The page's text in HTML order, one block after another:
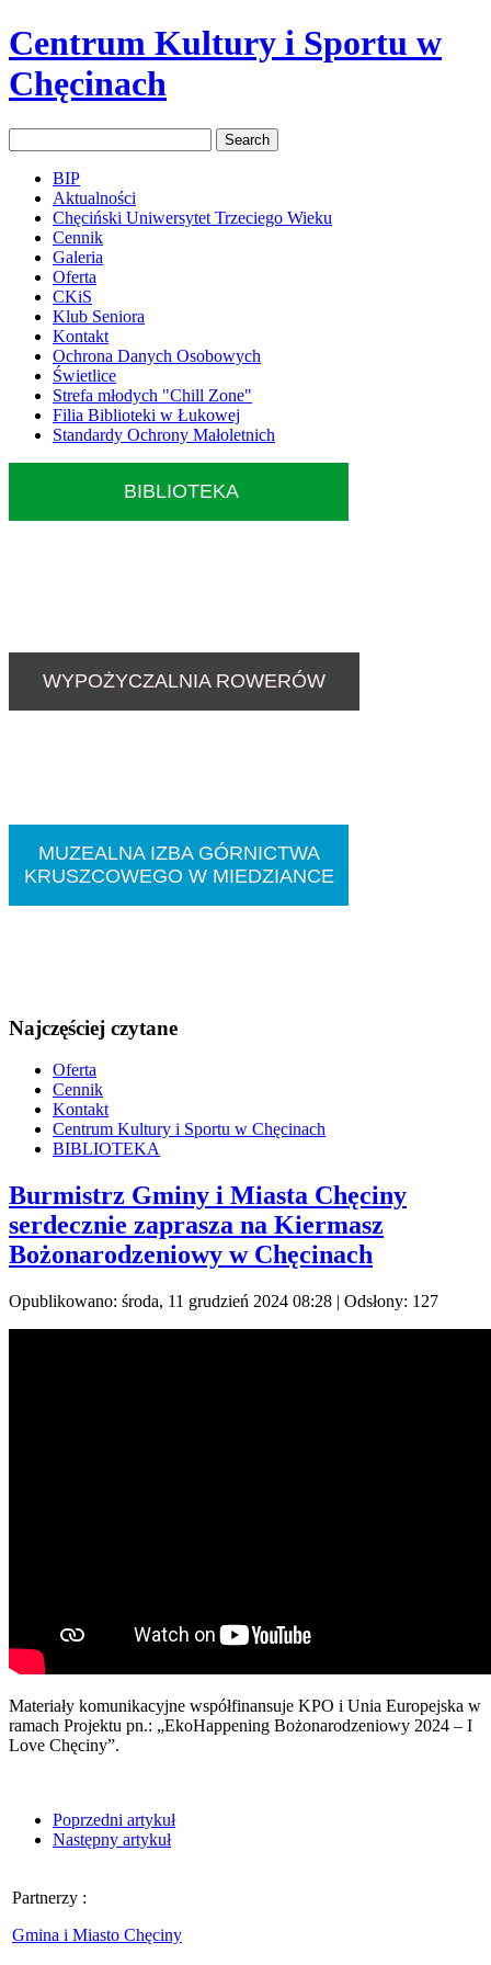
Centrum Kultury i Sportu w
Chęcinach
BIP
Aktualności
Chęciński Uniwersytet Trzeciego Wieku
Cennik
Galeria
Oferta
CKiS
Klub Seniora
Kontakt
Ochrona Danych Osobowych
Świetlice
Strefa młodych "Chill Zone"
Filia Biblioteki w Łukowej
Standardy Ochrony Małoletnich
BIBLIOTEKA
WYPOŻYCZALNIA ROWERÓW
MUZEALNA IZBA GÓRNICTWA
KRUSZCOWEGO W MIEDZIANCE
Najczęściej czytane
Oferta
Cennik
Kontakt
Centrum Kultury i Sportu w Chęcinach
BIBLIOTEKA
Burmistrz Gminy i Miasta Chęciny
serdecznie zaprasza na Kiermasz
Bożonarodzeniowy w Chęcinach
Opublikowano: środa, 11 grudzień 2024 08:28 | Odsłony: 127
Materiały komunikacyjne współfinansuje KPO i Unia Europejska w
ramach Projektu pn.: „EkoHappening Bożonarodzeniowy 2024 – I
Love Chęciny”.
Poprzedni artykuł
Następny artykuł
Partnerzy :
Gmina i Miasto Chęciny